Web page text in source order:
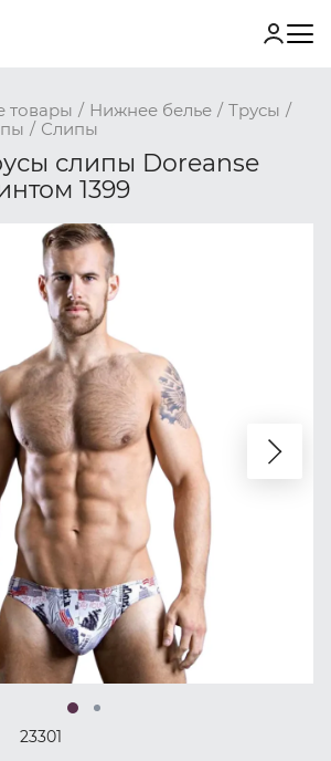
товары / Нижнее белье / Трусы /
/ Слипы
слипы Doreanse
1399
23301